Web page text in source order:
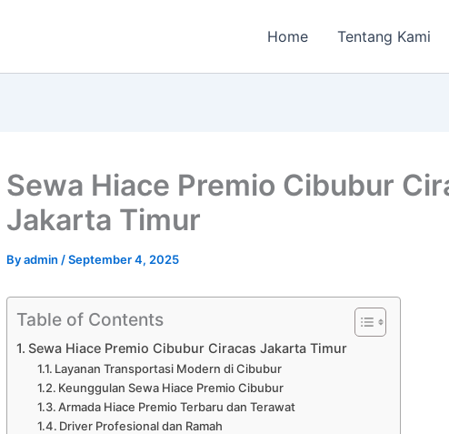
Home Tentang Kami
Sewa Hiace Premio Cibubur
Jakarta Timur
Byadmin /September 4, 2025
Table of Contents
Sewa Hiace Premio Cibubur Ciracas Jakarta Timur
Layanan Transportasi Modern di Cibubur
Keunggulan Sewa Hiace Premio Cibubur
Armada Hiace Premio Terbaru dan Terawat
Driver Profesional dan Ramah